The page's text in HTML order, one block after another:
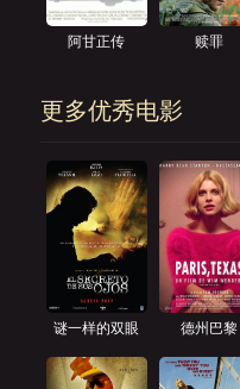
阿甘正传 赎罪
更多优秀电影
谜一样的双眼 德州巴黎